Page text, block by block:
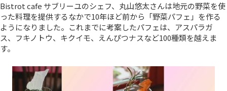
Bistrot cafe サブリーユのシェフ、丸山悠太さんは地元の野菜を使
った料理を提供するなかで10年ほど前から「野菜パフェ」を作る
ようになりました。これまでに考案したパフェは、アスパラガ
ス、フキノトウ、キクイモ、えんぴつナスなど100種類を越えま
す。